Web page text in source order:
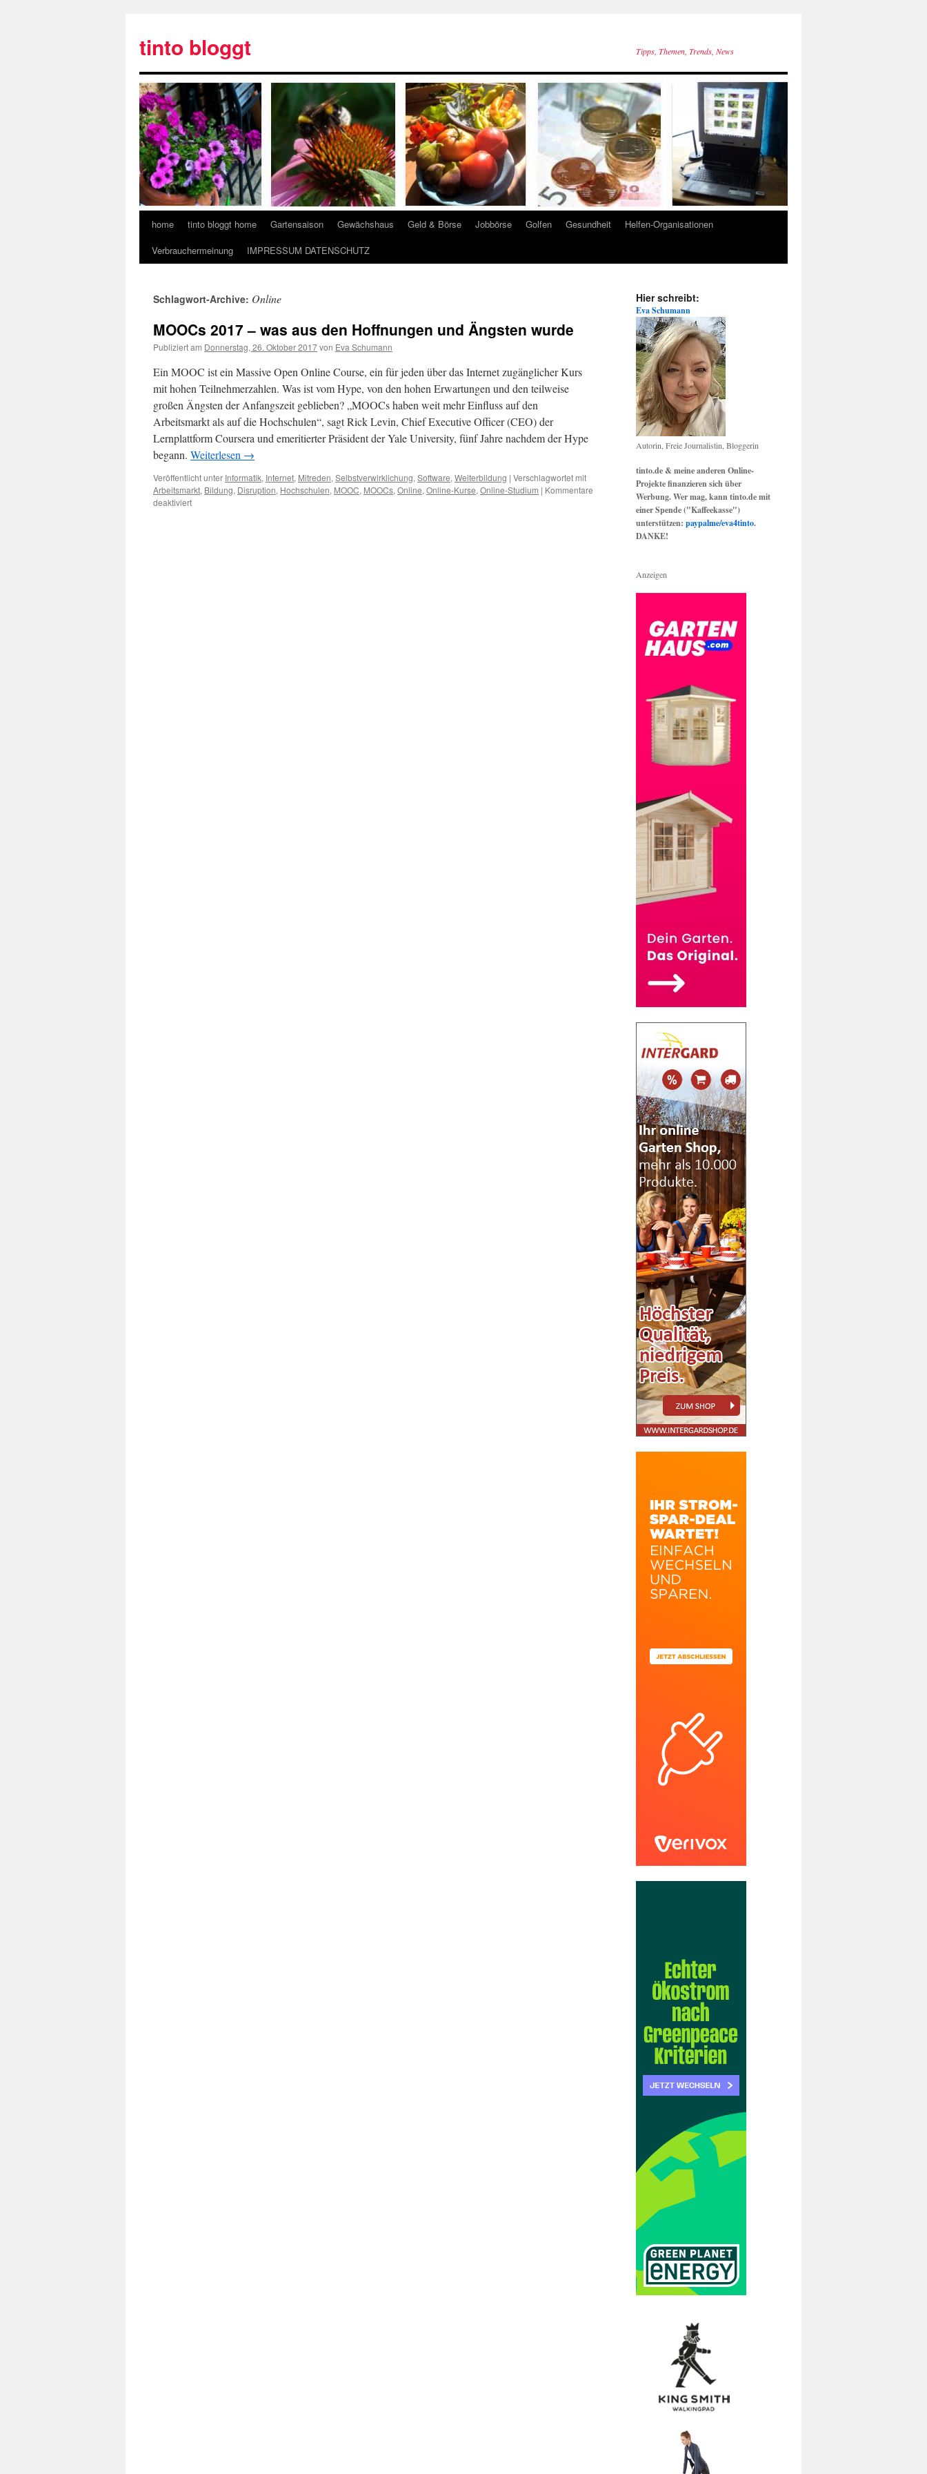
tinto bloggt Tipps, Themen, Trends, News
home tinto bloggt home Gartensaison Gewächshaus Geld & Börse Jobbörse Golfen Gesundheit
Helfen-Organisationen
Verbrauchermeinung
IMPRESSUM DATENSCHUTZ
Schlagwort-Archive: Online
MOOCs 2017 – was aus den Hoffnungen und Ängsten wurde
Publiziert am Donnerstag, 26. Oktober 2017von Eva Schumann
Ein MOOC ist ein Massive Open Online Course, ein für jeden über das Internet zugänglicher Kurs
mit hohen Teilnehmerzahlen. Was ist vom Hype, von den hohen Erwartungen und den teilweise
großen Ängsten der Anfangszeit geblieben? „MOOCs haben weit mehr Einfluss auf den
Arbeitsmarkt als auf die Hochschulen“, sagt Rick Levin, Chief Executive Officer (CEO) der
Lernplattform Coursera und emeritierter Präsident der Yale University, fünf Jahre nachdem der Hype
begann. Weiterlesen →
Veröffentlicht unter Informatik, Internet, Mitreden, Selbstverwirklichung, Software, Weiterbildung | Verschlagwortet mit
Arbeitsmarkt, Bildung, Disruption, Hochschulen, MOOC, MOOCs, Online, Online-Kurse, Online-Studium | Kommentare
deaktiviert
Hier schreibt:
Eva Schumann
Autorin, Freie Journalistin, Bloggerin
tinto.de & meine anderen Online-
Projekte finanzieren sich über
Werbung. Wer mag, kann tinto.de mit
einer Spende ("Kaffeekasse")
unterstützen: paypalme/eva4tinto.
DANKE!
Anzeigen